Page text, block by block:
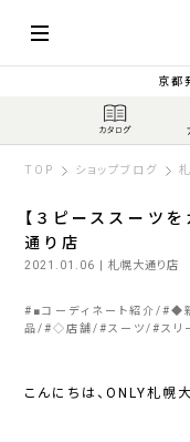
京都
TOP ショップブログ
【３ピーススーツ
通り店
2021.01.06 | 札幌大通り店
# ■コーディネート紹介 #◆
品 #◇店舗 # スーツ # スリ
こんにちは、ONLY札幌